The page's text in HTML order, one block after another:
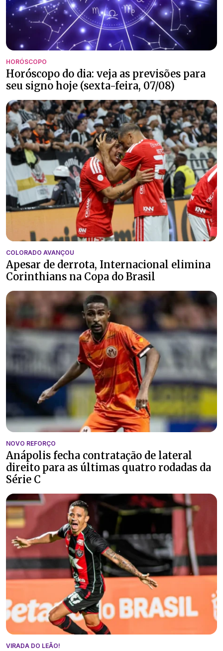
HORÓSCOPO
Horóscopo do dia: veja as previsões para
seu signo hoje (sexta-feira, 07/08)
COLORADO AVANÇOU
Apesar de derrota, Internacional elimina
Corinthians na Copa do Brasil
NOVO REFORÇO
Anápolis fecha contratação de lateral
direito para as últimas quatro rodadas da
Série C
VIRADA DO LEÃO!